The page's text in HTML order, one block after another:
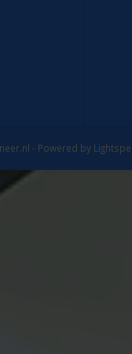
- Powered by